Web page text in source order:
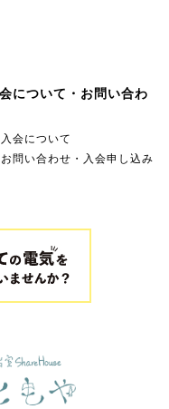
について・お問い合わ
入会について
お問い合わせ・入会申し込み